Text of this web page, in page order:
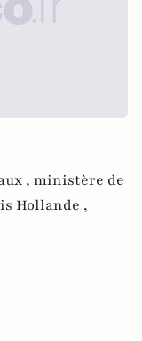
, ministère de
Hollande ,